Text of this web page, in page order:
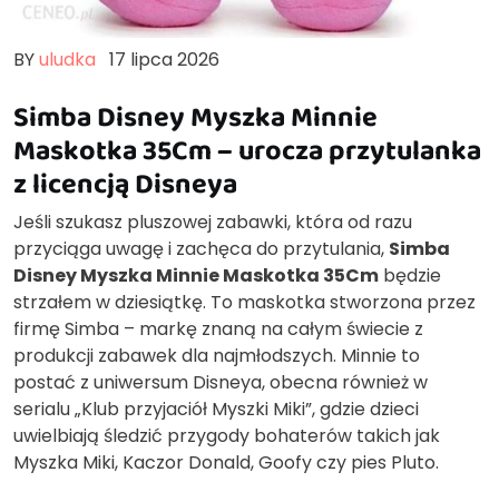
BYuludka 17 lipca 2026
Simba Disney Myszka Minnie
Maskotka 35Cm – urocza przytulanka
z licencją Disneya
Jeśli szukasz pluszowej zabawki, która od razu
przyciąga uwagę i zachęca do przytulania, Simba
Disney Myszka Minnie Maskotka 35Cm będzie
strzałem w dziesiątkę. To maskotka stworzona przez
firmę Simba – markę znaną na całym świecie z
produkcji zabawek dla najmłodszych. Minnie to
postać z uniwersum Disneya, obecna również w
serialu „Klub przyjaciół Myszki Miki”, gdzie dzieci
uwielbiają śledzić przygody bohaterów takich jak
Myszka Miki, Kaczor Donald, Goofy czy pies Pluto.